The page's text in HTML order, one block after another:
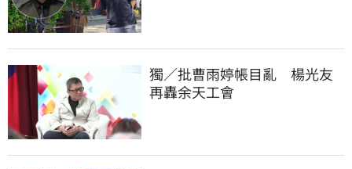
獨／批曹雨婷帳目亂　楊光友
再轟余天工會